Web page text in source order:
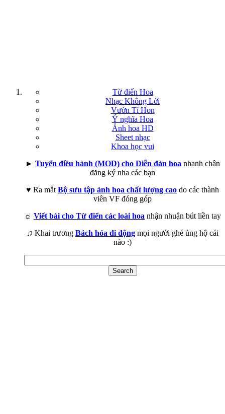
Từ điển Hoa
Nhạc Không Lời
Vườn Tí Hon
Ý nghĩa Hoa
Ảnh hoa HD
Sheet nhạc
Khoa học vui
► Tuyển điều hành (MOD) cho Diễn đàn hoa nhanh chân
đăng ký nha các bạn
♥ Ra mắt Bộ sưu tập ảnh hoa chất lượng cao do các thành
viên VF đóng góp
☼ Viết bài cho Từ điển các loài hoa nhận nhuận bút liền tay
♫ Khai trương Bách hóa di động mọi người ghé ủng hộ cái
nào :)